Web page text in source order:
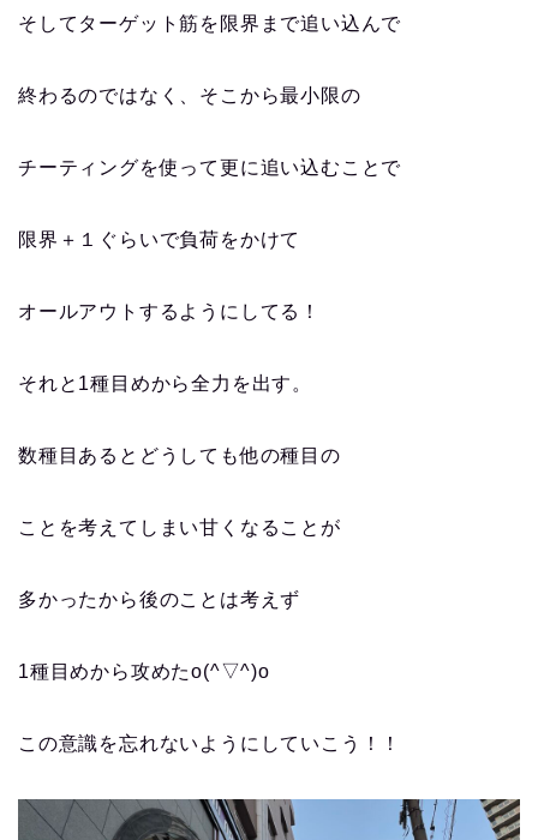
そしてターゲット筋を限界まで追い込んで
終わるのではなく、そこから最小限の
チーティングを使って更に追い込むことで
限界＋１ぐらいで負荷をかけて
オールアウトするようにしてる ！
それと 1種目めから全力を出す。
数種目あるとどうしても他の種目の
ことを考えてしまい甘くなることが
多かったから後のことは考えず
1種目めから攻めたo(^▽^)o
この意識を忘れないようにしていこう！！